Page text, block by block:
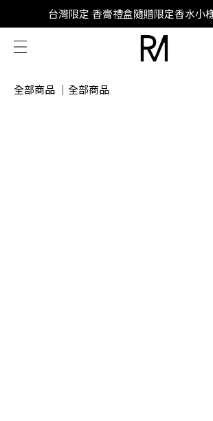
SUPER JUNIOR-D&E 全新
台灣限定 香膏禮盒隨贈限定香水小
SUPER JUNIOR-D&E 全新
全部商品 全部商品